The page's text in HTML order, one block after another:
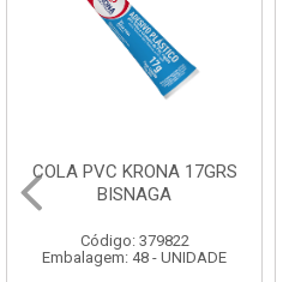
COLA PVC KRONA 17GRS
BISNAGA
Código: 379822
Embalagem: 48 - UNIDADE